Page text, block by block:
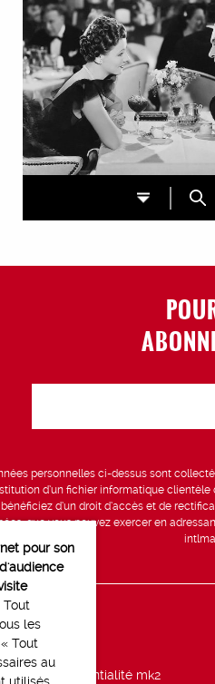
personnelles ci-dessus sont
d’un fichier informatique
d’un droit d’accès et de
que vous pouvez exercer en
up
de confidentialité mk2
pour son
Tout
les
Tout
au